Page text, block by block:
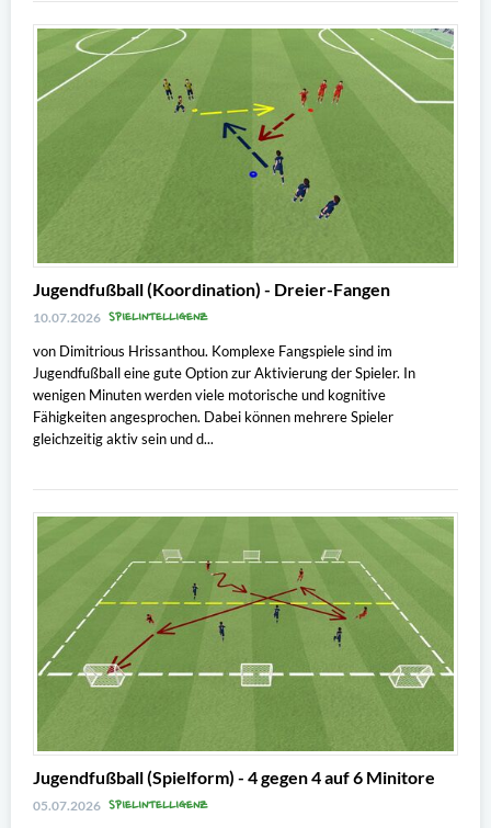
Jugendfußball (Koordination) - Dreier-Fangen
10.07.2026 SPIELINTELLIGENZ
von Dimitrious Hrissanthou. Komplexe Fangspiele sind im
Jugendfußball eine gute Option zur Aktivierung der Spieler. In
wenigen Minuten werden viele motorische und kognitive
Fähigkeiten angesprochen. Dabei können mehrere Spieler
gleichzeitig aktiv sein und d...
Jugendfußball (Spielform) - 4 gegen 4 auf 6 Minitore
05.07.2026 SPIELINTELLIGENZ